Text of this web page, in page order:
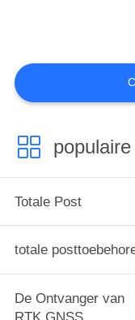
De
Digitale
Totale Post
totale
De Ontvanger van